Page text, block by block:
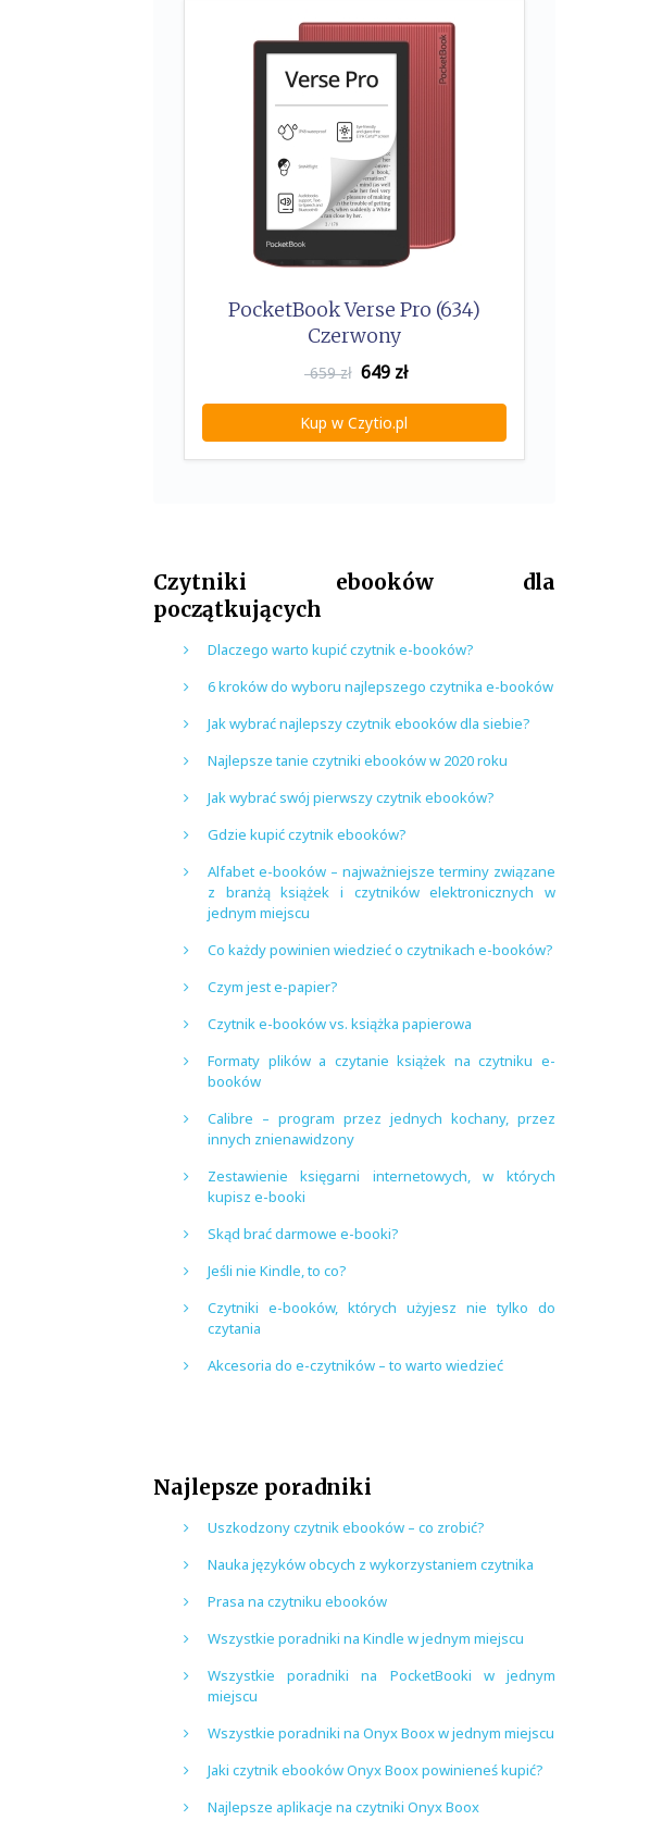
PocketBook Verse Pro (634)
Czerwony
659 zł 649zł
Kup w Czytio.pl
Czytniki ebooków dla
początkujących
Dlaczego warto kupić czytnik e-booków?
6 kroków do wyboru najlepszego czytnika e-booków
Jak wybrać najlepszy czytnik ebooków dla siebie?
Najlepsze tanie czytniki ebooków w 2020 roku
Jak wybrać swój pierwszy czytnik ebooków?
Gdzie kupić czytnik ebooków?
Alfabet e-booków – najważniejsze terminy związane
z branżą książek i czytników elektronicznych w
jednym miejscu
Co każdy powinien wiedzieć o czytnikach e-booków?
Czym jest e-papier?
Czytnik e-booków vs. książka papierowa
Formaty plików a czytanie książek na czytniku e-
booków
Calibre – program przez jednych kochany, przez
innych znienawidzony
Zestawienie księgarni internetowych, w których
kupisz e-booki
Skąd brać darmowe e-booki?
Jeśli nie Kindle, to co?
Czytniki e-booków, których użyjesz nie tylko do
czytania
Akcesoria do e-czytników – to warto wiedzieć
Najlepsze poradniki
Uszkodzony czytnik ebooków – co zrobić?
Nauka języków obcych z wykorzystaniem czytnika
Prasa na czytniku ebooków
Wszystkie poradniki na Kindle w jednym miejscu
Wszystkie poradniki na PocketBooki w jednym
miejscu
Wszystkie poradniki na Onyx Boox w jednym miejscu
Jaki czytnik ebooków Onyx Boox powinieneś kupić?
Najlepsze aplikacje na czytniki Onyx Boox